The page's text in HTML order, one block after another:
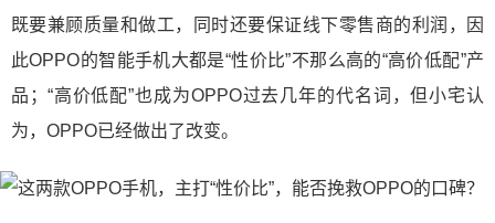
既要兼顾质量和做工，同时还要保证线下零售商的利润，因
此OPPO的智能手机大都是“性价比”不那么高的“高价低配”产
品；“高价低配”也成为OPPO过去几年的代名词，但小宅认
为，OPPO已经做出了改变。